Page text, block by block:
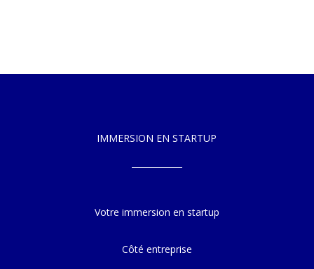
IMMERSION EN STARTUP
Votre immersion en startup
Côté entreprise